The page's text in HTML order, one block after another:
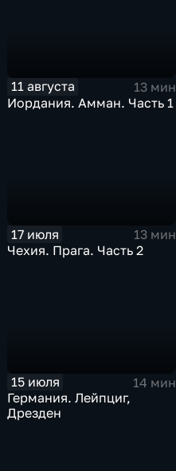
11 августа
13 мин
Иордания. Амман. Часть 1
17 июля
13 мин
Чехия. Прага. Часть 2
15 июля
14 мин
Германия. Лейпциг,
Дрезден